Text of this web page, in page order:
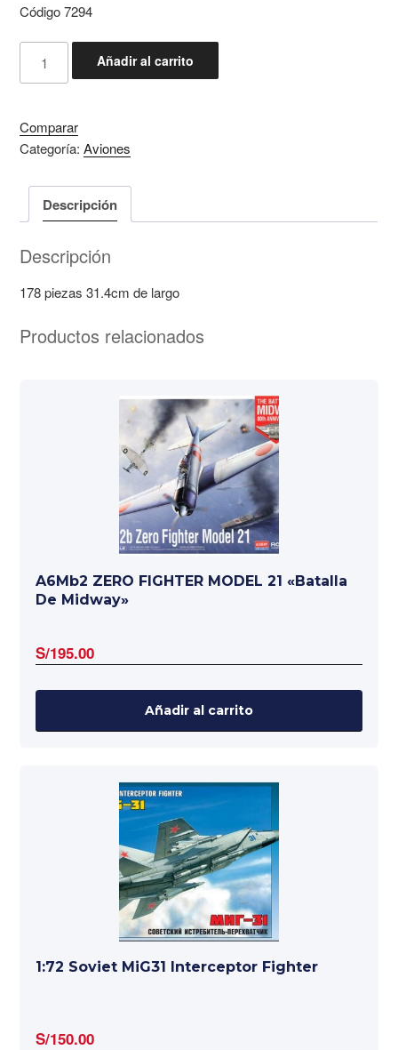
Código 7294
cantidad
Añadir al carrito
Comparar
Categoría:Aviones
Descripción
Descripción
178 piezas 31.4cm de largo
Productos relacionados
A6Mb2 ZERO FIGHTER MODEL 21 «Batalla
De Midway»
S/195.00
Añadir al carrito
1:72 Soviet MiG31 Interceptor Fighter
S/150.00